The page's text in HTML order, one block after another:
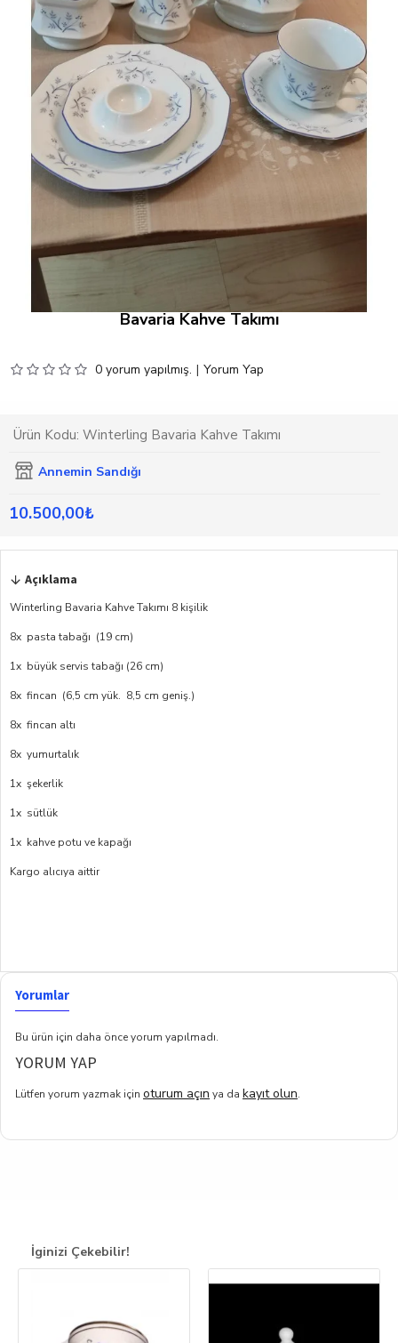
Bavaria Kahve Takımı
0 yorum yapılmış. | Yorum Yap
10.500,00₺
Ürün Kodu: Winterling Bavaria Kahve Takımı
Annemin Sandığı
Açıklama
Winterling Bavaria Kahve Takımı 8 kişilik
8x pasta tabağı (19 cm)
1x büyük servis tabağı (26 cm)
8x fincan (6,5 cm yük. 8,5 cm geniş.)
8x fincan altı
8x yumurtalık
1x şekerlik
1x sütlük
1x kahve potu ve kapağı
Kargo alıcıya aittir
Yorumlar
Bu ürün için daha önce yorum yapılmadı.
YORUM YAP
Lütfen yorum yazmak için oturum açın ya da kayıt olun.
İginizi Çekebilir!